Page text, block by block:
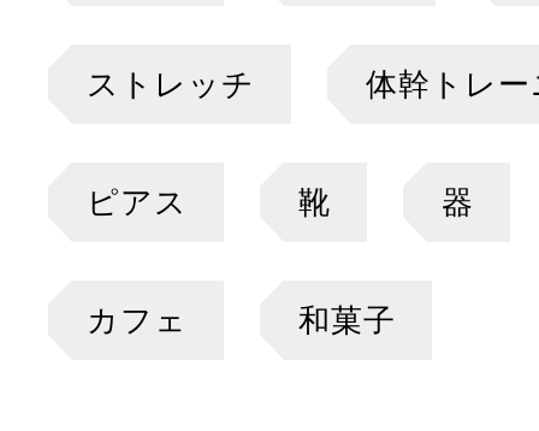
ストレッチ 体幹トレ
ピアス 靴 器
カフェ 和菓子